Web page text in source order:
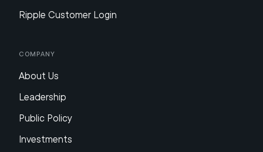
Ripple Customer Login
Company
About Us
Leadership
Public Policy
Investments